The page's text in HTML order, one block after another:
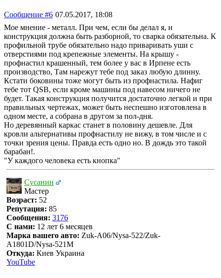
Сообщение #6 07.05.2017, 18:08
Мое мнение - металл. При чем, если бы делал я, и
конструкция должна быть разборной, то сварка обязательна. К
профильной трубе обязательно надо приваривать уши с
отверстиями под крепежные элементы. На крышу -
профнастил крашенный, тем более у вас в Ирпене есть
производство, Там нарежут тебе под заказ любую длинну.
Кстати боковины тоже могут быть из профнастила. Нафиг
тебе тот QSB, если кроме машины под навесом ничего не
будет. Такая конструкция получится достаточно легкой и при
правильных чертежах, может быть неспешно изготовлена в
одном месте, а собрана в другом за пол-дня.
Но деревянный каркас станет в половину дешевле. Для
кровли альтернативы профнастилу не вижу, в том числе и с
точки зрения цены. Правда есть одно но. В дождь это такой
барабан!.
"У каждого человека есть кнопка"
Сусанин
Мастер
Возраст: 52
Репутация: 85
Сообщения: 3176
С нами: 12 лет 6 месяцев
Марка вашего авто: Zuk-A06/Nysa-522/Zuk-
A1801D/Nysa-521M
Откуда: Киев Украина
YouTube